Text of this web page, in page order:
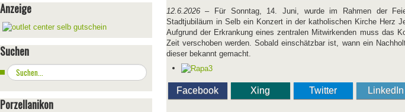
Anzeige
Suchen
Suchen
...
Porzellanikon
12.6.2026– Für Sonntag, 14. Juni, wurde im Rahmen der
Stadtjubiläum in Selb ein Konzert in der katholischen Kirche Herz
Aufgrund der Erkrankung eines zentralen Mitwirkenden muss das
Zeit verschoben werden. Sobald einschätzbar ist, wann ein
dieser bekannt gemacht.
Facebook Xing Twitter LinkedIn